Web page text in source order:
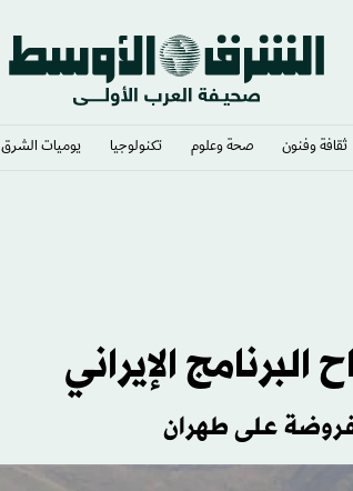
ثقافة وفنون صحة وعلوم تكنولوجيا يوميات الشرق​
المغرب نهائي مونديال 2030
الإيراني
على طهران